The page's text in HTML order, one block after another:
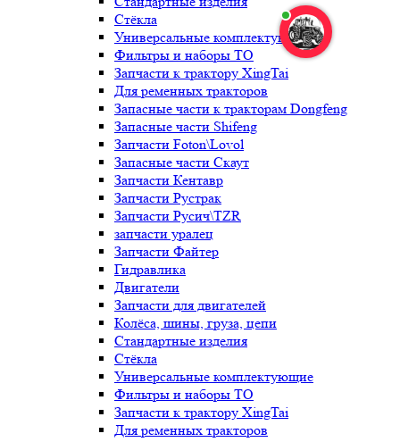
Стёкла
Универсальные комплектующие
Фильтры и наборы ТО
Запчасти к трактору XingTai
Для ременных тракторов
Запасные части к тракторам Dongfeng
Запасные части Shifeng
Запчасти Foton\Lovol
Запасные части Скаут
Запчасти Кентавр
Запчасти Рустрак
Запчасти Русич\TZR
запчасти уралец
Запчасти Файтер
Гидравлика
Двигатели
Запчасти для двигателей
Колёса, шины, груза, цепи
Стандартные изделия
Стёкла
Универсальные комплектующие
Фильтры и наборы ТО
Запчасти к трактору XingTai
Для ременных тракторов